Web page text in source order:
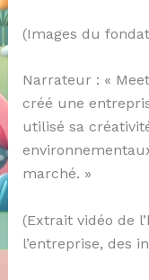
(Images du
Narrateur : «
créé une
utilisé sa
marché. »
(Extrait vidéo de
l’entreprise, des